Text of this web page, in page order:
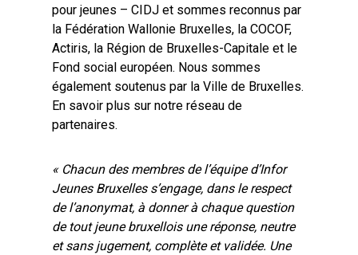
pour jeunes – CIDJ et sommes reconnus par
la Fédération Wallonie Bruxelles, la COCOF,
Actiris, la Région de Bruxelles-Capitale et le
Fond social européen. Nous sommes
également soutenus par la Ville de Bruxelles.
En savoir plus surnotre réseau de
partenaires.
« Chacun des membres de l’équipe d’Infor
Jeunes Bruxelles s’engage, dans le respect
de l’anonymat, à donner à chaque question
de tout jeune bruxellois une réponse, neutre
et sans jugement, complète et validée. Une